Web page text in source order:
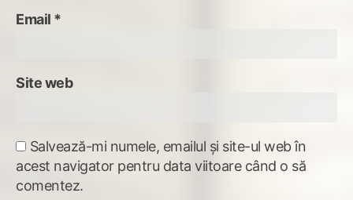
Email *
Site web
Salvează-mi numele, emailul și site-ul web în
acest navigator pentru data viitoare când o să
comentez.